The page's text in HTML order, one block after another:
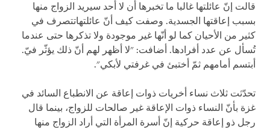
قالت إنّ عائلتها غالبا ما تخبرها أن لا أحد سيريد الزواج منها
بسبب إعاقتها الجسدية. وصفت كيف أنّ عائلتهاتتصرف في
كثير من الأحيان كما لو أنّها غير موجودة ولا تذكرها حتى عندما
تُسأل عن عدد أفرادها. أضافت: "لا أظهر لهم أنّ ذلك يؤثّر فيّ.
أبتسم أمامهم ثمّ أختبئ في غرفتي لأبكي".
تحدّثت ثلاث نساء أخريات ذوات إعاقة عن الانطباع السائد في
غزة بأنّ النساء ذوات الإعاقة غير صالحات للزواج، بينما قال
رجل ذو إعاقة حركية إنّ أسرة المرأة التي أراد الزواج منها